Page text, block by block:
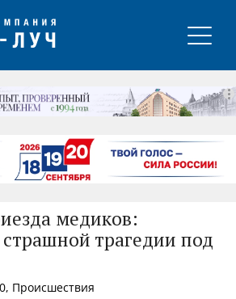
медиков:
трагедии под
Происшествия